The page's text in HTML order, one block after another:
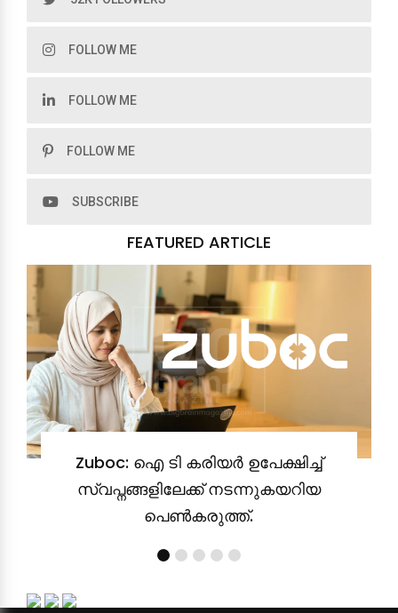
FOLLOW ME
FOLLOW ME
FOLLOW ME
SUBSCRIBE
FEATURED ARTICLE
Zuboc: ഐ ടി കരിയർ ഉപേക്ഷിച്ച്
സ്വപ്നങ്ങളിലേക്ക് നടന്നുകയറിയ
പെൺകരുത്ത്.